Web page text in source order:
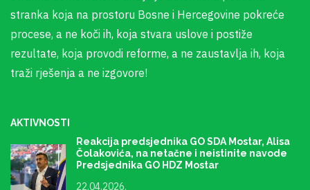
stranka koja na prostoru Bosne i Hercegovine pokreće
procese, a ne koči ih, koja stvara uslove i postiže
rezultate, koja provodi reforme, a ne zaustavlja ih, koja
traži rješenja a ne izgovore!
AKTIVNOSTI
Reakcija predsjednika GO SDA Mostar, Alisa
Čolakovića, na netačne i neistinite navode
Predsjednika GO HDZ Mostar
22.04.2026.